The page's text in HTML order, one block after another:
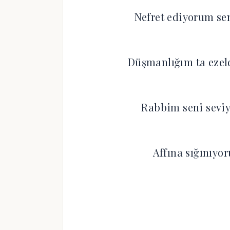
Nefret ediyorum
Düşmanlığım ta
Rabbim seni
Affına